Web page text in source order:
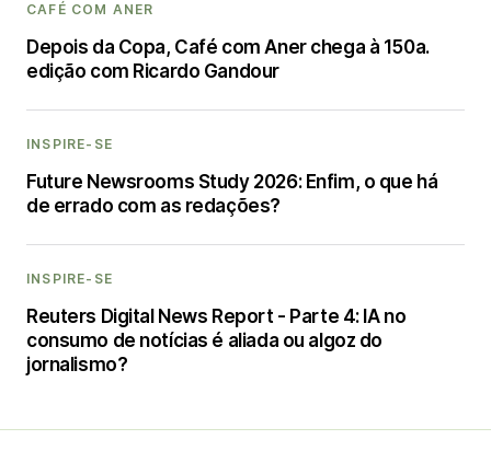
CAFÉ COM ANER
Depois da Copa, Café com Aner chega à 150a.
edição com Ricardo Gandour
INSPIRE-SE
Future Newsrooms Study 2026: Enfim, o que há
de errado com as redações?
INSPIRE-SE
Reuters Digital News Report - Parte 4: IA no
consumo de notícias é aliada ou algoz do
jornalismo?